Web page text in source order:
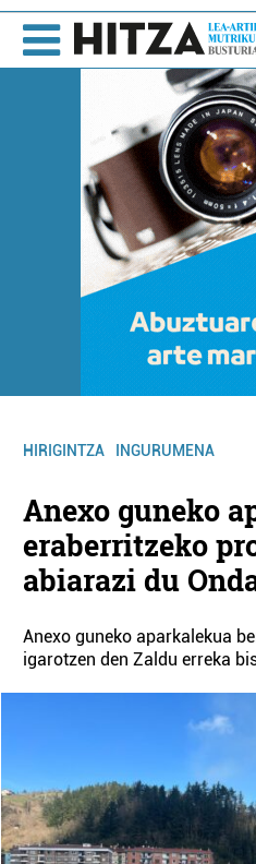
HIRIGINTZA INGURUMENA
Anexo guneko
eraberritzeko
abiarazi du
Anexo guneko aparkalekua
igarotzen den Zaldu erreka